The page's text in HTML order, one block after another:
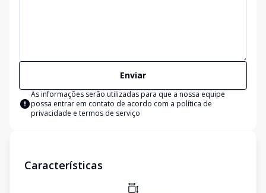
Enviar
As informações serão utilizadas para que a nossa equipe
possa entrar em contato de acordo com a política de
privacidade e termos de serviço
Características